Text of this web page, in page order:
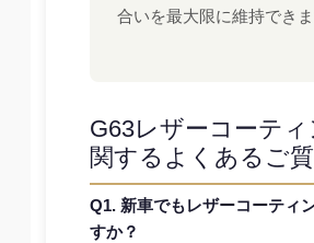
合いを最大限に維持できま
G63レザーコーティ
関するよくあるご
Q1. 新車でもレザーコーティ
すか？